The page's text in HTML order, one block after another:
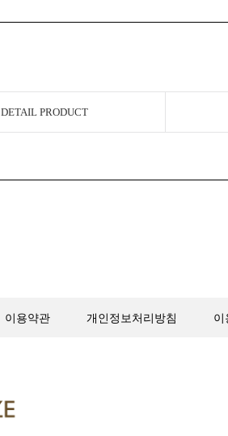
DETAIL PRODUCT
이용약관 개인정보처리방침 이